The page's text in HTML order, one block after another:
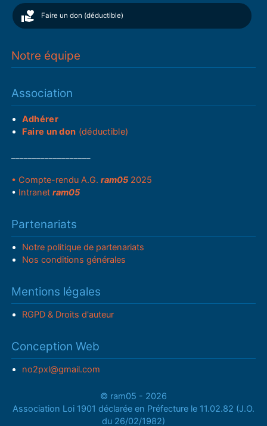
Faire un don (déductible)
Notre équipe
Association
Adhérer
Faire un don (déductible)
• Compte-rendu A.G.ram05 2025
• Intranetram05
Partenariats
Notre politique de partenariats
Nos conditions générales
Mentions légales
RGPD & Droits d'auteur
Conception Web
no2pxl@gmail.com
© ram05 - 2026
Association Loi 1901 déclarée en Préfecture le 11.02.82 (J.O.
du 26/02/1982)